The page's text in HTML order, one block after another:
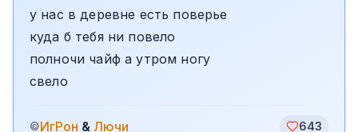
у нас в деревне есть поверье
куда б тебя ни повело
полночи чайф а утром ногу
свело
©ИгРон & Лючи 643